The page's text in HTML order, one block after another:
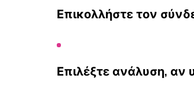
Επικολλήστε τον
Επιλέξτε ανάλυση, αν